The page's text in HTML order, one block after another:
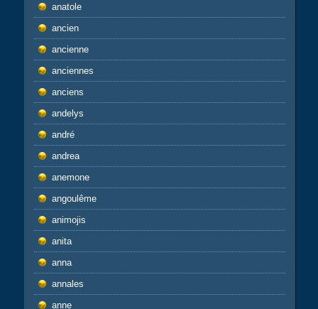
anatole
ancien
ancienne
anciennes
anciens
andelys
andré
andrea
anemone
angoulême
animojis
anita
anna
annales
anne